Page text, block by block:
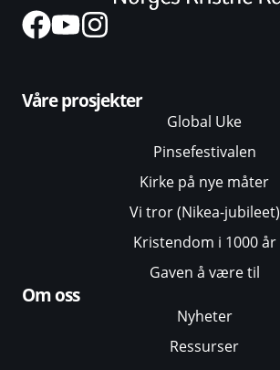
Våre prosjekter
Global Uke
Pinsefestivalen
Kirke på nye måter
Vi tror (Nikea-jubileet)
Kristendom i 1000 år
Gaven å være til
Om oss
Nyheter
Ressurser